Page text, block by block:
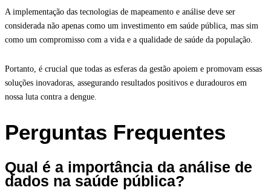
A implementação das tecnologias de mapeamento e análise deve ser
considerada não apenas como um investimento em saúde pública, mas sim
como um compromisso com a vida e a qualidade de saúde da população.
Portanto, é crucial que todas as esferas da gestão apoiem e promovam essas
soluções inovadoras, assegurando resultados positivos e duradouros em
nossa luta contra a dengue.
Perguntas Frequentes
Qual é a importância da análise de
dados na saúde pública?